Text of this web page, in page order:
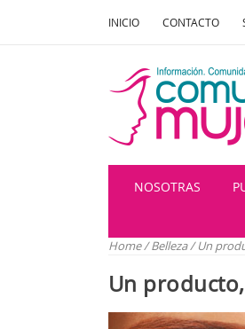
INICIO CONTACTO
NOSOTRAS
Home/Belleza/Un
Un